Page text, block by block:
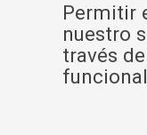
Permitir
nuestro
través